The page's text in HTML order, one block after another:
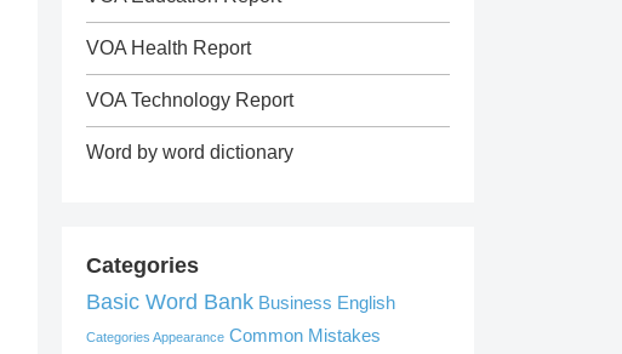
VOA Health Report
VOA Technology Report
Word by word dictionary
Categories
Basic Word Bank Business English
Categories Appearance Common Mistakes